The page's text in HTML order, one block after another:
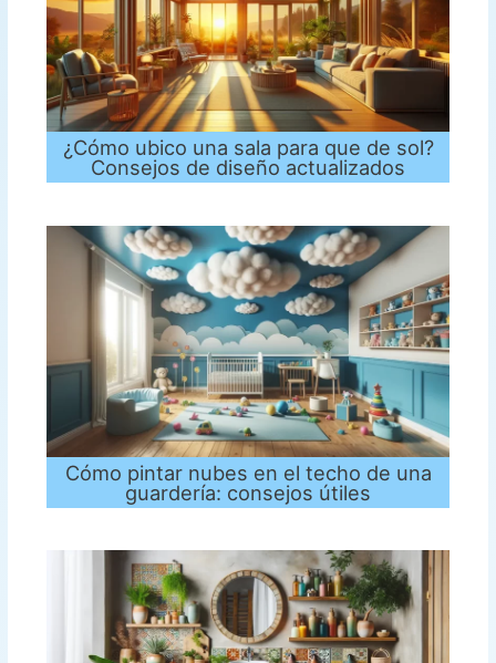
¿Cómo ubico una sala para que de sol?
Consejos de diseño actualizados
Cómo pintar nubes en el techo de una
guardería: consejos útiles